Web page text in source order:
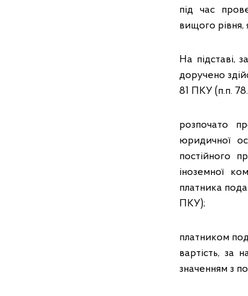
під час
вищого рівня,
На підставі,
доручено
81 ПКУ (п.п.
розпочато
юридичної
постійного
іноземної
платника
ПКУ);
платником
вартість, за
значенням з